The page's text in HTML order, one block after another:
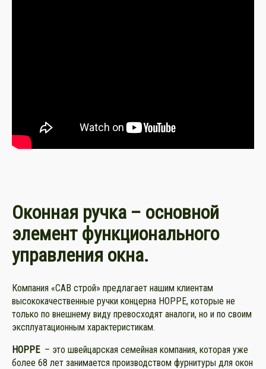
Оконная ручка – основной
элемент функционального
управления окна.
Компания «САВ строй» предлагает нашим клиентам
высококачественные ручки концерна HOPPE, которые не
только по внешнему виду превосходят аналоги, но и по своим
эксплуатационным характеристикам.
HOPPE – это швейцарская семейная компания, которая уже
более 68 лет занимается производством фурнитуры для окон